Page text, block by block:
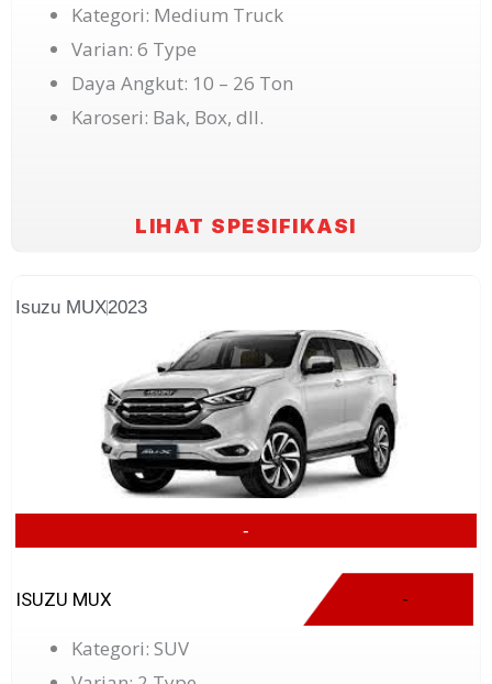
Kategori: Medium Truck
Varian: 6 Type
Daya Angkut: 10 – 26 Ton
Karoseri: Bak, Box, dll.
LIHAT SPESIFIKASI
Isuzu MUX2023
-
ISUZU MUX -
Kategori: SUV